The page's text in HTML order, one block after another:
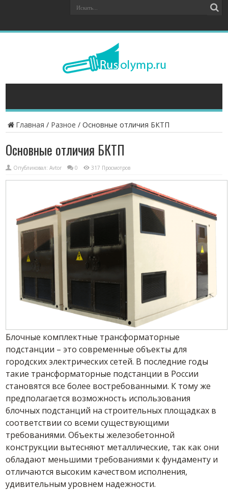
Главная / Разное /Основные отличия БКТП
Основные отличия БКТП
Опубликовал:Avtor 0 317 Просмотров
Блочные комплектные трансформаторные
подстанции – это современные объекты для
городских электрических сетей. В последние годы
такие трансформаторные подстанции в России
становятся все более востребованными. К тому же
предполагается возможность использования
блочных подстанций на строительных площадках в
соответствии со всеми существующими
требованиями. Объекты железобетонной
конструкции вытесняют металлические, так как они
обладают меньшими требованиями к фундаменту и
отличаются высоким качеством исполнения,
удивительным уровнем надежности.